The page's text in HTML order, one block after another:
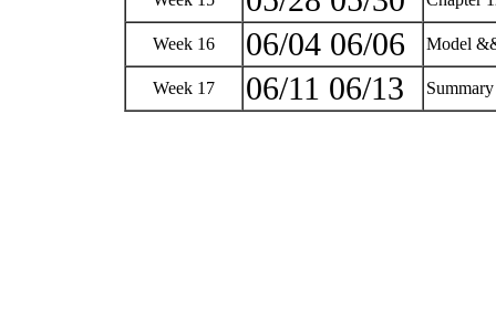
Week 16 06/04 06/06 Model
Week 17 06/11 06/13